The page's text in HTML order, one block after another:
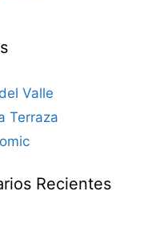
Valle
Terraza
Recientes